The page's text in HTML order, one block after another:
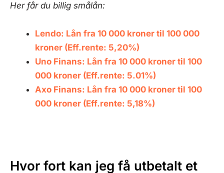
Her får du billig smålån:
Lendo: Lån fra 10 000 kroner til 100 000
kroner (Eff.rente: 5,20%)
Uno Finans: Lån fra 10 000 kroner til 100
000 kroner (Eff.rente: 5.01%)
Axo Finans: Lån fra 10 000 kroner til 100
000 kroner (Eff.rente: 5,18%)
Hvor fort kan jeg få utbetalt et